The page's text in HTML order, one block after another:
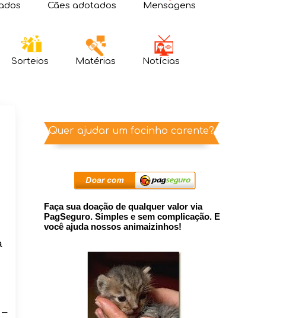
Cães adotados Mensagens
Sorteios Matérias Notícias
Quer ajudar um focinho carente?
Faça sua doação de qualquer valor via
PagSeguro. Simples e sem complicação. E
você ajuda nossos animaizinhos!